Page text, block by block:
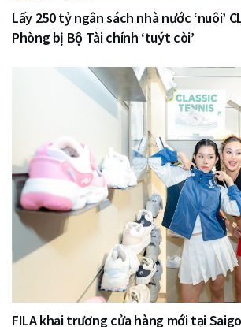
Lấy 250 tỷ ngân sách nhà nước ‘nuôi’
Phòng bị Bộ Tài chính ‘tuýt còi’
FILA khai trương cửa hàng mới tại